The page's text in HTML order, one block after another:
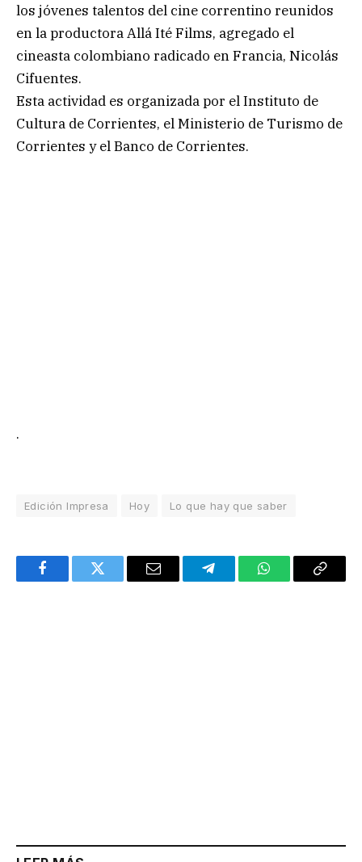
los jóvenes talentos del cine correntino reunidos
en la productora Allá Ité Films, agregado el
cineasta colombiano radicado en Francia, Nicolás
Cifuentes.
Esta actividad es organizada por el Instituto de
Cultura de Corrientes, el Ministerio de Turismo de
Corrientes y el Banco de Corrientes.
.
Edición Impresa Hoy Lo que hay que saber
FacebookTwitter Email TelegramWhatsAppCopy